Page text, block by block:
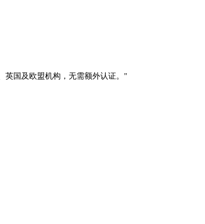
国及欧盟机构，无需额外认证。 "